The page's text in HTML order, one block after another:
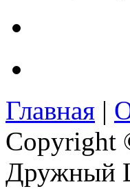
Главная |
Copyright
Дружный